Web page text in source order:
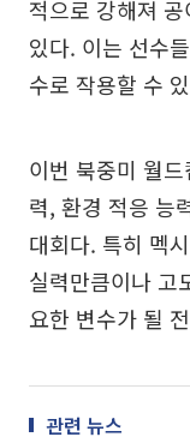
적으로 강해져
있다. 이는 선수
수로 작용할 수
이번 북중미 월
력, 환경 적응 능
대회다. 특히 멕
실력만큼이나 고
요한 변수가 될
관련 뉴스